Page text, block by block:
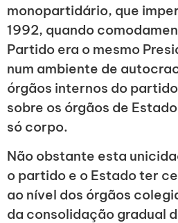
monopartidário, que
1992, quando
Partido era o mesmo
num ambiente de
órgãos internos do
sobre os órgãos de
só corpo.
Não obstante esta
o partido e o Estado ter
ao nível dos órgãos
da consolidação gradual